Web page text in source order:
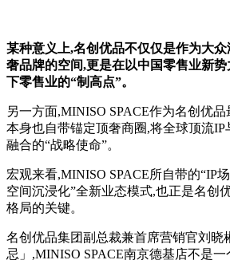
某种意义上,名创优品不仅仅是作为大
奢品牌的空间,更是在以中国零售业新
下零售业的“制高点”。
另一方面,MINISO SPACE作为名创优
本身也自带锚定顶奢商圈,将全球顶流
融合的“战略使命”。
宏观来看,MINISO SPACE所自带的“IP
空间沉浸化”全新业态模式,也正是名创
格局的关键。
名创优品集团副总裁兼首席营销官刘晓
忌」,MINISO SPACE南京德基店不是